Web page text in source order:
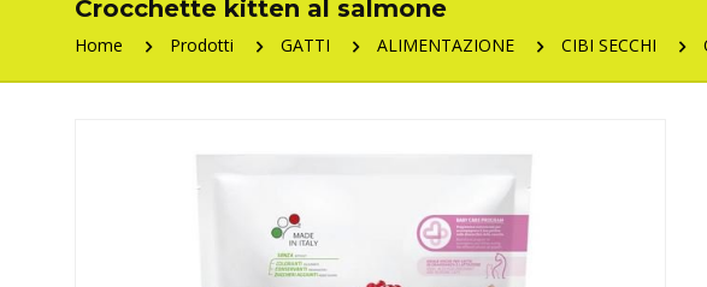
Crocchette kitten al salmone
Home Prodotti GATTI ALIMENTAZIONE CIBI SECCHI